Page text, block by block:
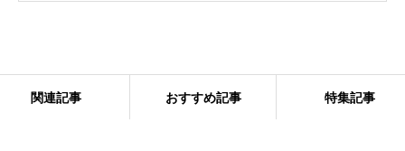
関連記事 おすすめ記事 特集記事